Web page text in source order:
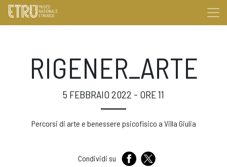
RIGENER_ARTE
5 FEBBRAIO 2022 - ORE 11
Percorsi di arte e benessere psicofisico a Villa Giulia
Condividi su